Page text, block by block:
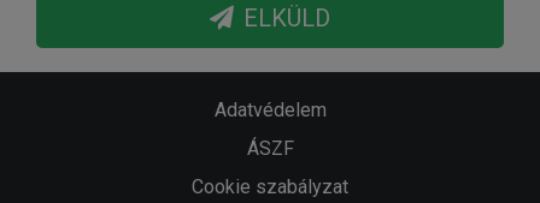
ELKÜLD
Adatvédelem
ÁSZF
Cookie szabályzat